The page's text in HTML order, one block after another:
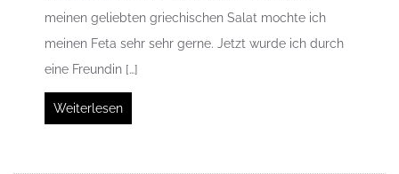
meinen geliebten griechischen Salat mochte ich
meinen Feta sehr sehr gerne. Jetzt wurde ich durch
eine Freundin […]
Weiterlesen